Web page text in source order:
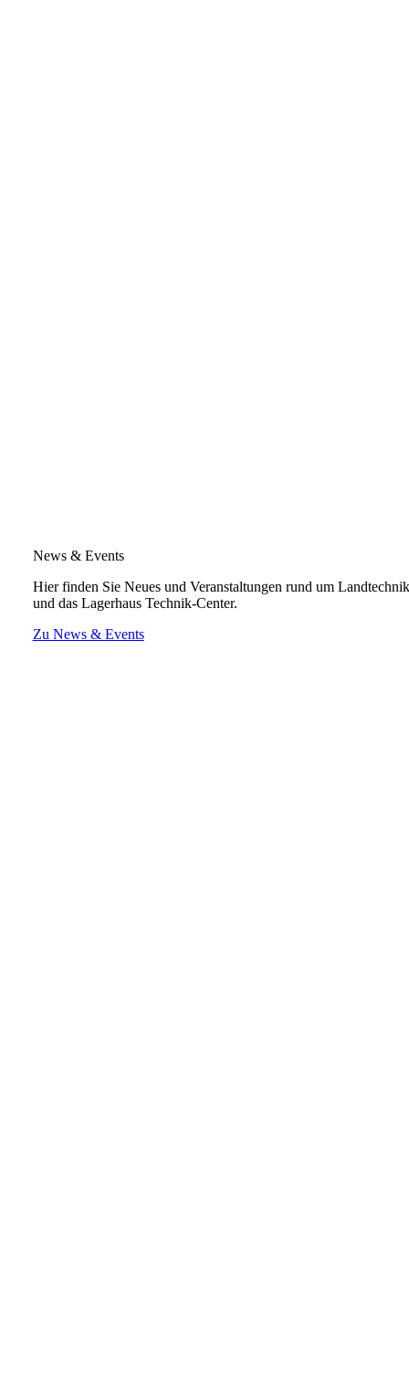
News & Events
Hier finden Sie Neues und Veranstaltungen rund um Landtechnik
und das Lagerhaus Technik-Center.
Zu News & Events